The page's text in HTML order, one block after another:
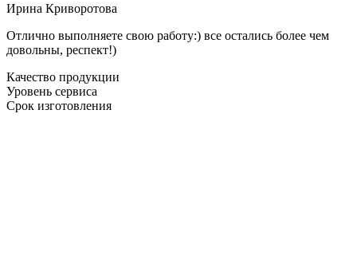
Ирина Криворотова
Отлично выполняете свою работу:) все остались более чем
довольны, респект!)
Качество продукции
Уровень сервиса
Срок изготовления